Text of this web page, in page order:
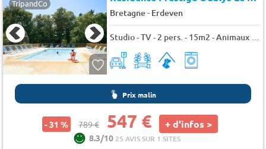
TripandCo
Bretagne- Erdeven
Studio - TV - 2 pers. - 15m2 - Animaux admis
Prix malin
- 31 % 789 € 547 € + d'infos >
8.3/10 25 AVIS SUR 1 SITES